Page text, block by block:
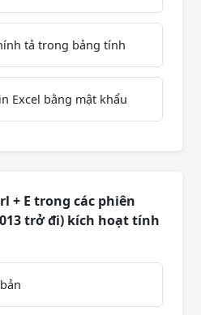
tả trong bảng tính
Excel bằng mật khẩu
+ E trong các phiên
trở đi) kích hoạt tính